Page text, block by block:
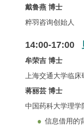
戴鲁燕 博士
粹羽咨询创始人
14:00-17:00
牟荣吉 博士
上海交通大学临床
蒋丽芸 博士
中国药科大学理学
信息借用的